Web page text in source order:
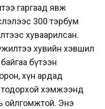
гаргаад явж
300 тэрбум
хуваарилсан.
хувийн хэвшил
байгаа бүтээн
хүн ардад
тодорхой хэмжээнд
ойлгомжтой. Энэ